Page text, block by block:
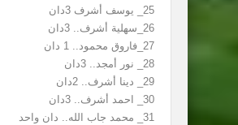
25_ يوسف أشرف 3دان
26_سهلية أشرف.. 3دان
27_فاروق محمود.. 1 دان
28_ نور أمجد.. 3دان
29_ دينا أشرف.. 2دان
30_ احمد أشرف.. 3دان
31_ محمد جاب الله.. دان واحد